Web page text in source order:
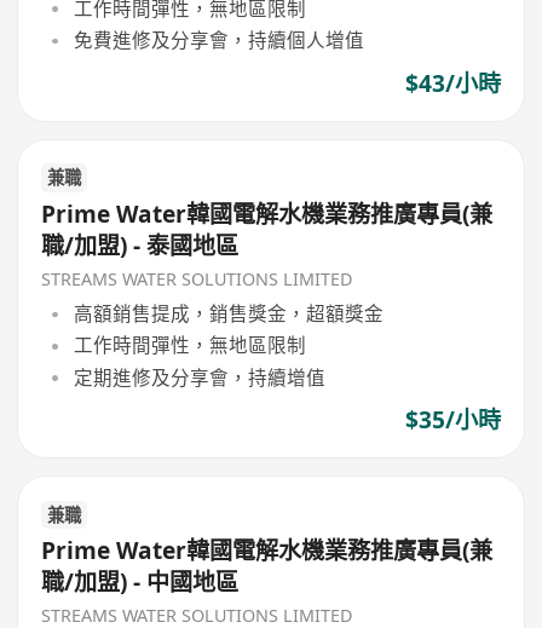
工作時間彈性，無地區限制
免費進修及分享會，持續個人增值
$43/小時
兼職
Prime Water韓國電解水機業務推廣專員(兼
職/加盟) - 泰國地區
STREAMS WATER SOLUTIONS LIMITED
高額銷售提成，銷售獎金，超額獎金
工作時間彈性，無地區限制
定期進修及分享會，持續增值
$35/小時
兼職
Prime Water韓國電解水機業務推廣專員(兼
職/加盟) - 中國地區
STREAMS WATER SOLUTIONS LIMITED